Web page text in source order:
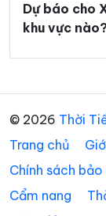
Xã Hàm Kiệm
Xã Hòa Bắc
Xã Hòa Thắng
Xã Kiến Đức
Dự báo cho
khu vực
© 2026 Thời
Trang chủ
Chính sách
Cẩm nang